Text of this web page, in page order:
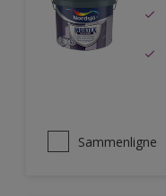
Sammenligne